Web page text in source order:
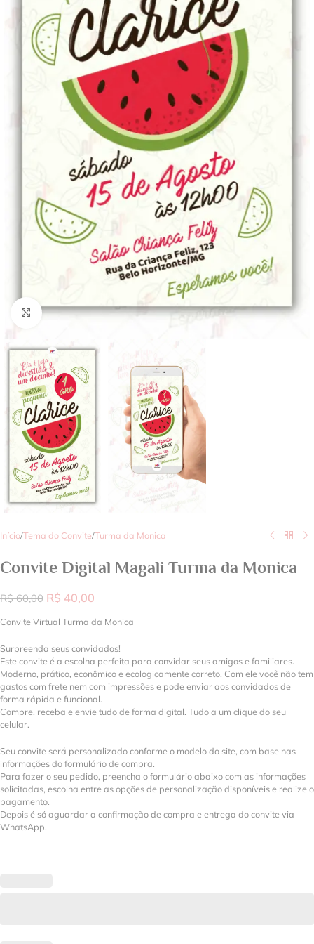
Clique para ampliar
Início/Tema do Convite/Turma da Monica
Convite Digital Magali Turma da Monica
R$60,00 R$ 40,00
Convite Virtual Turma da Monica
Surpreenda seus convidados!
Este convite é a escolha perfeita para convidar seus amigos e familiares.
Moderno, prático, econômico e ecologicamente correto. Com ele você não tem
gastos com frete nem com impressões e pode enviar aos convidados de
forma rápida e funcional.
Compre, receba e envie tudo de forma digital. Tudo a um clique do seu
celular.
Seu convite será personalizado conforme o modelo do site, com base nas
informações do formulário de compra.
Para fazer o seu pedido, preencha o formulário abaixo com as informações
solicitadas, escolha entre as opções de personalização disponíveis e realize o
pagamento.
Depois é só aguardar a confirmação de compra e entrega do convite via
WhatsApp.